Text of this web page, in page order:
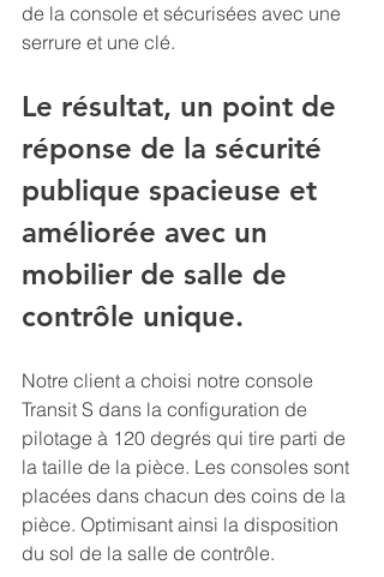
de la console et sécurisées avec une
serrure et une clé.
Le résultat, un point de
réponse de la sécurité
publique spacieuse et
améliorée avec un
mobilier de salle de
contrôle unique.
Notre client a choisi notre console
Transit S dans la configuration de
pilotage à 120 degrés qui tire parti de
la taille de la pièce. Les consoles sont
placées dans chacun des coins de la
pièce. Optimisant ainsi la disposition
du sol de la salle de contrôle.